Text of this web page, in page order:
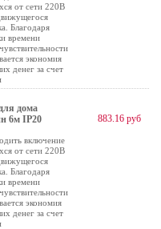
от сети 220В
Благодаря
времени
экономия
денег за счет
дома
6м IP20
включение
от сети 220В
Благодаря
времени
экономия
денег за счет
883.16 руб